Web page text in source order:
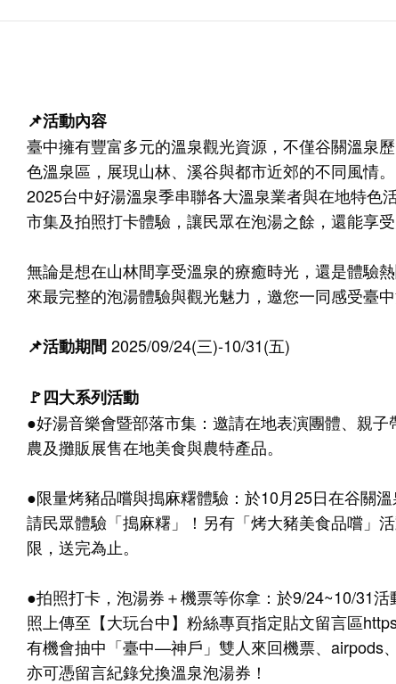
📌活動內容
臺中擁有豐富多元的溫泉觀光資源，不僅谷關溫泉
色溫泉區，展現山林、溪谷與都市近郊的不同風情。
2025台中好湯溫泉季串聯各大溫泉業者與在地特色
市集及拍照打卡體驗，讓民眾在泡湯之餘，還能享
無論是想在山林間享受溫泉的療癒時光，還是體驗
來最完整的泡湯體驗與觀光魅力，邀您一同感受臺中
📌活動期間2025/09/24(三)-10/31(五)
🚩四大系列活動
●好湯音樂會暨部落市集：邀請在地表演團體、親
農及攤販展售在地美食與農特產品。
●限量烤豬品嚐與搗麻糬體驗：於10月25日在谷關
請民眾體驗「搗麻糬」！另有「烤大豬美食品嚐」
限，送完為止。
●拍照打卡，泡湯券＋機票等你拿：於9/24~10/31
照上傳至【大玩台中】粉絲專頁指定貼文留言區
有機會抽中「臺中—神戶」雙人來回機票、airpods
亦可憑留言紀錄兌換溫泉泡湯券！